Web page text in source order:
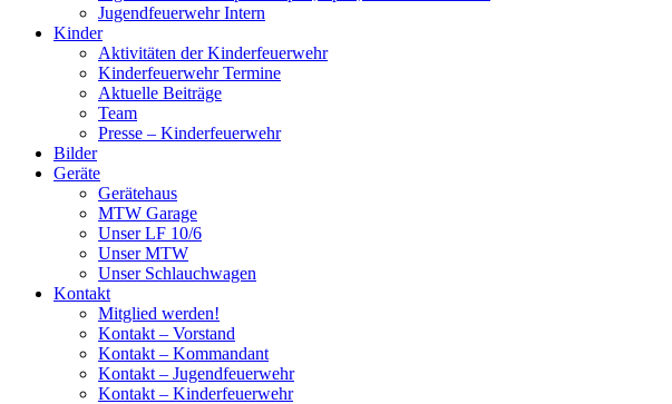
Jugendfeuerwehr Intern
Kinder
Aktivitäten der Kinderfeuerwehr
Kinderfeuerwehr Termine
Aktuelle Beiträge
Team
Presse – Kinderfeuerwehr
Bilder
Geräte
Gerätehaus
MTW Garage
Unser LF 10/6
Unser MTW
Unser Schlauchwagen
Kontakt
Mitglied werden!
Kontakt – Vorstand
Kontakt – Kommandant
Kontakt – Jugendfeuerwehr
Kontakt – Kinderfeuerwehr